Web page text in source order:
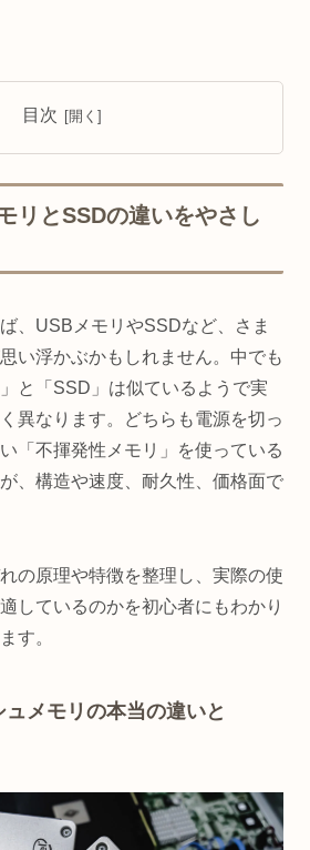
目次
リとSSDの違いをやさし
、USBメモリやSSDなど、さま
い浮かぶかもしれません。中でも
と「SSD」は似ているようで実
異なります。どちらも電源を切っ
「不揮発性メモリ」を使っている
、構造や速度、耐久性、価格面で
の原理や特徴を整理し、実際の使
しているのかを初心者にもわかり
す。
メモリの本当の違いと